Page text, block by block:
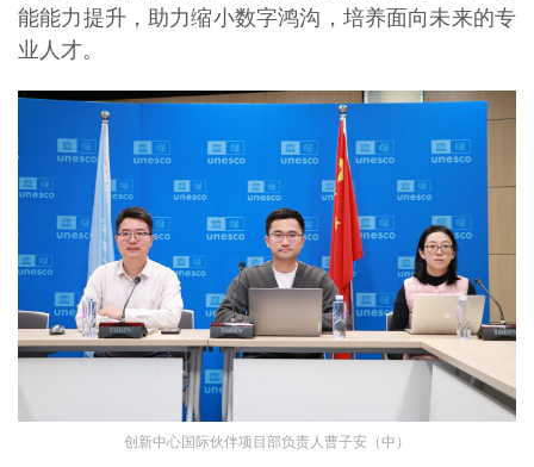
能能力提升，助力缩小数字鸿沟，培养面向未来的专
业人才。
创新中心国际伙伴项目部负责人曹子安（中）